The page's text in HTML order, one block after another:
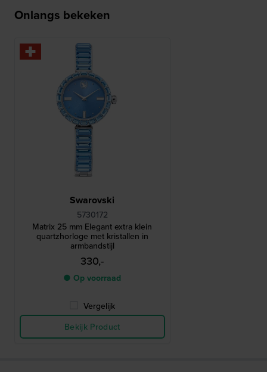
Onlangs bekeken
Swarovski
5730172
Matrix 25 mm Elegant extra klein
quartzhorloge met kristallen in
armbandstijl
330,-
● Op voorraad
Vergelijk
Bekijk Product